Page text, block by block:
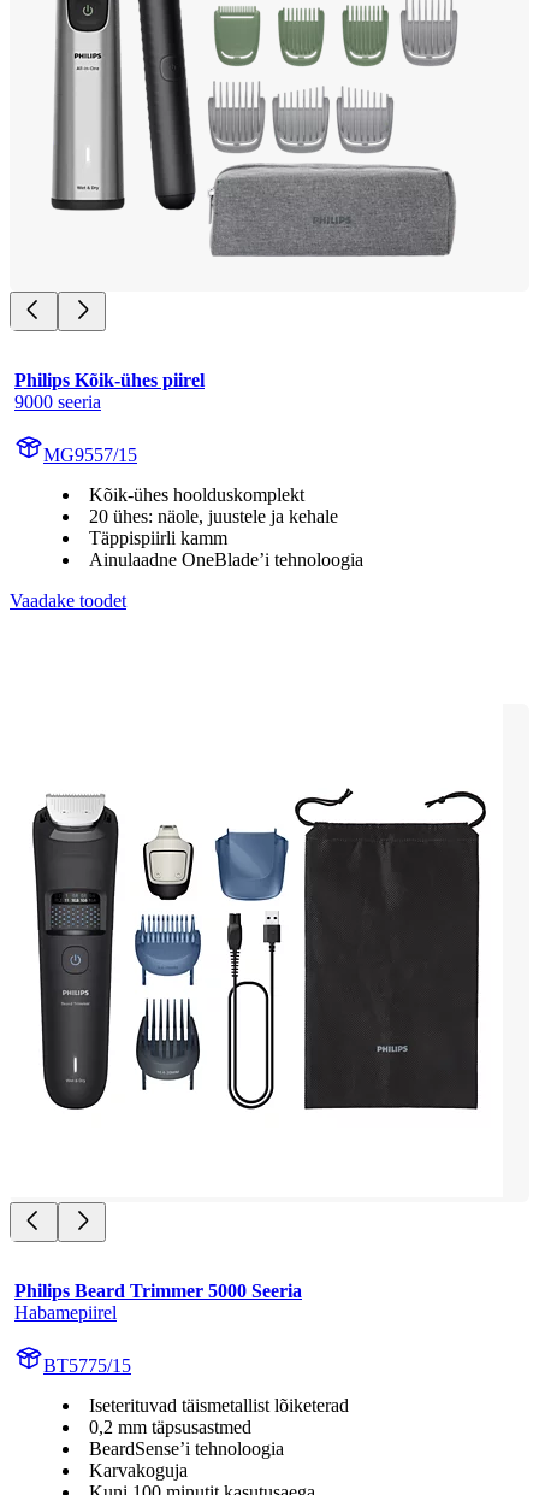
Philips Kõik-ühes piirel
9000 seeria
MG9557/15
Kõik-ühes hoolduskomplekt
20 ühes: näole, juustele ja kehale
Täppispiirli kamm
Ainulaadne OneBlade’i tehnoloogia
Vaadake toodet
Philips Beard Trimmer 5000 Seeria
Habamepiirel
BT5775/15
Iseterituvad täismetallist lõiketerad
0,2 mm täpsusastmed
BeardSense’i tehnoloogia
Karvakoguja